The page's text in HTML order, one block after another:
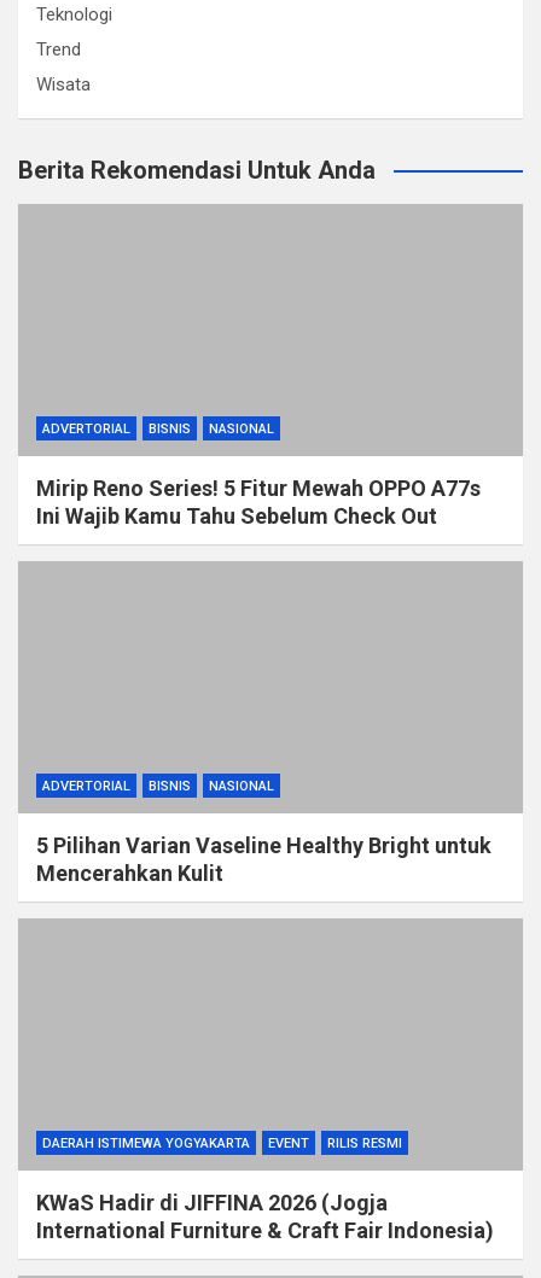
Teknologi
Trend
Wisata
Berita Rekomendasi Untuk Anda
ADVERTORIAL BISNIS NASIONAL
Mirip Reno Series! 5 Fitur Mewah OPPO A77s
Ini Wajib Kamu Tahu Sebelum Check Out
ADVERTORIAL BISNIS NASIONAL
5 Pilihan Varian Vaseline Healthy Bright untuk
Mencerahkan Kulit
DAERAH ISTIMEWA YOGYAKARTA EVENT RILIS RESMI
KWaS Hadir di JIFFINA 2026 (Jogja
International Furniture & Craft Fair Indonesia)